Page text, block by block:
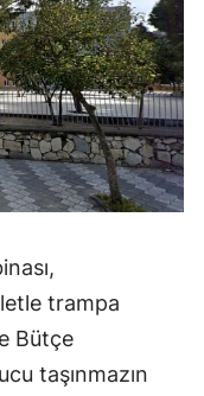
trampa
Bütçe
taşınmazın